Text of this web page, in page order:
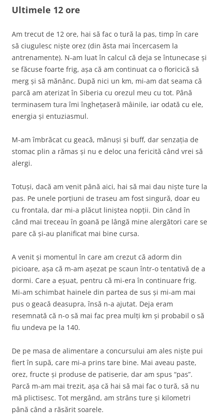
Ultimele 12 ore
Am trecut de 12 ore, hai să fac o tură la pas, timp în care
să ciugulesc niște orez (din ăsta mai încercasem la
antrenamente). N-am luat în calcul că deja se întunecase și
se făcuse foarte frig, așa că am continuat ca o floricică să
merg și să mănânc. După nici un km, mi-am dat seama că
parcă am aterizat în Siberia cu orezul meu cu tot. Până
terminasem tura îmi înghețaseră mâinile, iar odată cu ele,
energia și entuziasmul.
M-am îmbrăcat cu geacă, mănuși și buff, dar senzația de
stomac plin a rămas și nu e deloc una fericită când vrei să
alergi.
Totuși, dacă am venit până aici, hai să mai dau niște ture la
pas. Pe unele porțiuni de traseu am fost singură, doar eu
cu frontala, dar mi-a plăcut liniștea nopții. Din când în
când mai treceau în goană pe lângă mine alergători care se
pare că și-au planificat mai bine cursa.
A venit și momentul în care am crezut că adorm din
picioare, așa că m-am așezat pe scaun într-o tentativă de a
dormi. Care a eșuat, pentru că mi-era în continuare frig.
Mi-am schimbat hainele din partea de sus și mi-am mai
pus o geacă deasupra, însă n-a ajutat. Deja eram
resemnată că n-o să mai fac prea mulți km și probabil o să
fiu undeva pe la 140.
De pe masa de alimentare a concursului am ales niște pui
fiert în supă, care mi-a prins tare bine. Mai aveau paste,
orez, fructe și produse de patiserie, dar am spus “pas”.
Parcă m-am mai trezit, așa că hai să mai fac o tură, să nu
mă plictisesc. Tot mergând, am strâns ture și kilometri
până când a răsărit soarele.